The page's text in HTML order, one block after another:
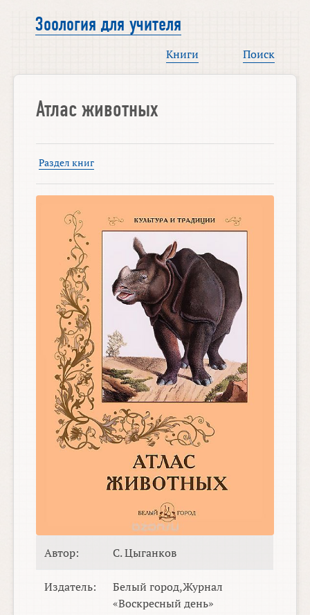
Зоология для учителя
Книги Поиск
Атлас животных
Раздел книг
Автор: С. Цыганков
Издатель:
Белый город,Журнал
«Воскресный день»